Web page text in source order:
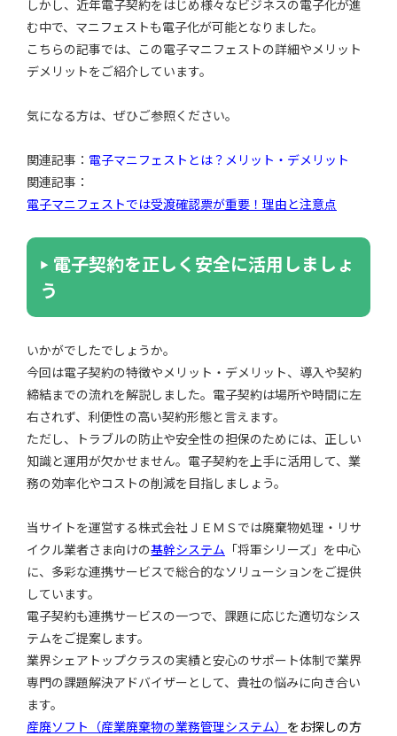
しかし、近年電子契約をはじめ様々なビジネスの電子化が進
む中で、マニフェストも電子化が可能となりました。
こちらの記事では、この電子マニフェストの詳細やメリット
デメリットをご紹介しています。
気になる方は、ぜひご参照ください。
関連記事： 電子マニフェストとは？メリット・デメリット
関連記事：
電子マニフェストでは受渡確認票が重要！理由と注意点
電子契約を正しく安全に活用しましょ
う
いかがでしたでしょうか。
今回は電子契約の特徴やメリット・デメリット、導入や契約
締結までの流れを解説しました。電子契約は場所や時間に左
右されず、利便性の高い契約形態と言えます。
ただし、トラブルの防止や安全性の担保のためには、正しい
知識と運用が欠かせません。電子契約を上手に活用して、業
務の効率化やコストの削減を目指しましょう。
当サイトを運営する株式会社ＪＥＭＳでは廃棄物処理・リサ
イクル業者さま向けの基幹システム 「将軍シリーズ」を中心
に、多彩な連携サービスで総合的なソリューションをご提供
しています。
電子契約も連携サービスの一つで、課題に応じた適切なシス
テムをご提案します。
業界シェアトップクラスの実績と安心のサポート体制で業界
専門の課題解決アドバイザーとして、貴社の悩みに向き合い
ます。
産廃ソフト（産業廃棄物の業務管理システム） をお探しの方